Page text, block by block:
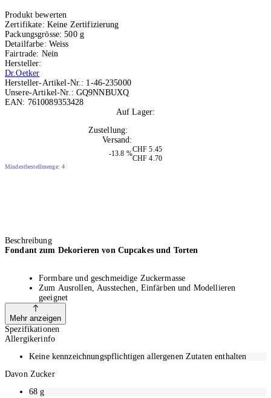
Produkt bewerten
Zertifikate: Keine Zertifizierung
Packungsgrösse:500 g
Detailfarbe: Weiss
Fairtrade: Nein
Hersteller:
Dr.Oetker
Hersteller-Artikel-Nr.: 1-46-235000
Unsere-Artikel-Nr.: GQ9NNBUXQ
EAN: 7610089353428
Auf Lager:
Zustellung:
Versand:
-13.8 %
CHF 5.45
CHF 4.70
Mindestbestellmenge: 4
Beschreibung
Fondant zum Dekorieren von Cupcakes und Torten
Formbare und geschmeidige Zuckermasse
Zum Ausrollen, Ausstechen, Einfärben und Modellieren
geeignet
Inhalt: 500 g
Gluten- und laktosefrei
Auch für Veganer geeignet
Bei Zimmertemperatur, lichtgeschützt und trocken lagern
Gebrauchsanweisung
Einfärben: Lebensmittelfarbe gemäss Dosierung hinzugeben und gut
Mehr anzeigen
Spezifikationen
Allergikerinfo
Keine kennzeichnungspflichtigen allergenen Zutaten enthalten
Davon Zucker
68g